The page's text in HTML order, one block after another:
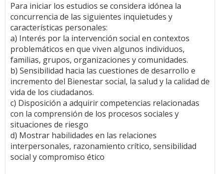
Para iniciar los estudios se considera idónea la
concurrencia de las siguientes inquietudes y
características personales:
a) Interés por la intervención social en contextos
problemáticos en que viven algunos individuos,
familias, grupos, organizaciones y comunidades.
b) Sensibilidad hacia las cuestiones de desarrollo e
incremento del Bienestar social, la salud y la calidad de
vida de los ciudadanos.
c) Disposición a adquirir competencias relacionadas
con la comprensión de los procesos sociales y
situaciones de riesgo
d) Mostrar habilidades en las relaciones
interpersonales, razonamiento crítico, sensibilidad
social y compromiso ético